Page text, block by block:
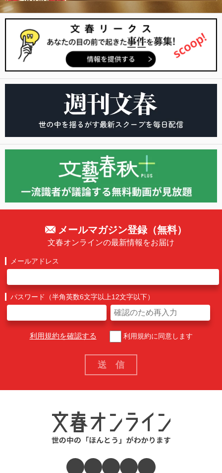
メールマガジン登録（無料）
文春オンラインの最新情報をお届け
メールアドレス
パスワード（半角英数6文字以上12文字以下）
利用規約を確認する 利用規約に同意します